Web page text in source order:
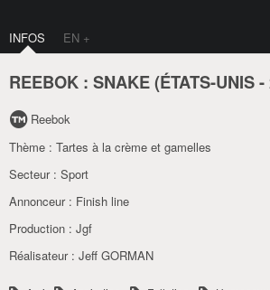
INFOS EN +
REEBOK : SNAKE (ÉTATS-UNIS-
Reebok
Thème : Tartes à la crème et gamelles
Secteur : Sport
Annonceur : Finish line
Production : Jgf
Réalisateur : Jeff GORMAN